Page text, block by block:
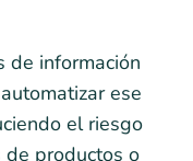
de información
ese
el riesgo
de productos o